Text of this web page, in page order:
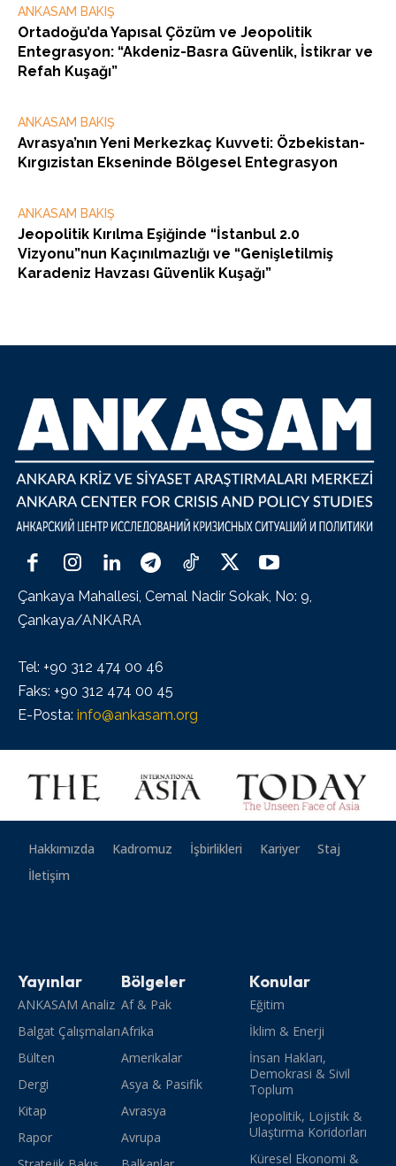
ANKASAM BAKIŞ
Ortadoğu’da Yapısal Çözüm ve Jeopolitik
Entegrasyon: “Akdeniz-Basra Güvenlik, İstikrar ve
Refah Kuşağı”
ANKASAM BAKIŞ
Avrasya’nın Yeni Merkezkaç Kuvveti: Özbekistan-
Kırgızistan Ekseninde Bölgesel Entegrasyon
ANKASAM BAKIŞ
Jeopolitik Kırılma Eşiğinde “İstanbul 2.0
Vizyonu”nun Kaçınılmazlığı ve “Genişletilmiş
Karadeniz Havzası Güvenlik Kuşağı”
Çankaya Mahallesi, Cemal Nadir Sokak, No: 9,
Çankaya/ANKARA
Tel: +90 312 474 00 46
Faks: +90 312 474 00 45
E-Posta: info@ankasam.org
Hakkımızda Kadromuz İşbirlikleri Kariyer
Staj
İletişim
Yayınlar
ANKASAM Analiz
Balgat Çalışmaları
Bülten
Dergi
Kitap
Rapor
Bölgeler
Af & Pak
Afrika
Amerikalar
Asya & Pasifik
Avrasya
Avrupa
Konular
Eğitim
İklim & Enerji
İnsan Hakları,
Demokrasi & Sivil
Toplum
Jeopolitik, Lojistik &
Ulaştırma Koridorları
Küresel Ekonomi &